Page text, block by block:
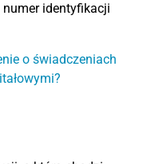
identyfikacji
o świadczeniach